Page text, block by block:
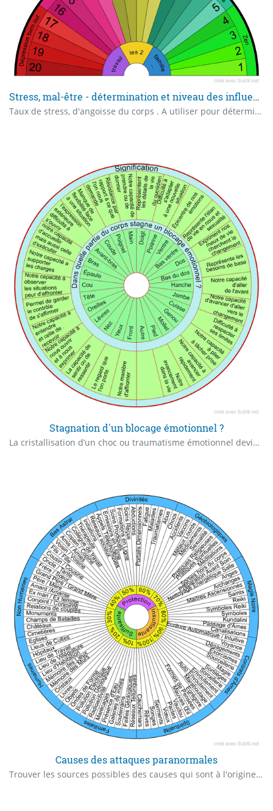
Stress, mal-être - détermination et niveau des influences
Taux de stress, d'angoisse du corps . A utiliser pour déterminer les éléments stressants: Zône 13 à 20: Magie, entités externes Zône 9 à 12: Influences négatives internes, implants.. Zône 5 à 8: Pb psychologique Zône 1 à 4: Pas de souci énergétique
Stagnation d'un blocage émotionnel ?
La cristallisation d’un choc ou traumatisme émotionnel devient alors un véritable fardeau pour vous il se cristallise sur une partie de votre corps.
Causes des attaques paranormales
Trouver les sources possibles des causes qui sont à l'origine des attaques paranormales. Construit en collaboration avec Marie Claire Renaud.